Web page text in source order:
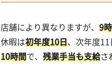
店舗により異なりますが、 9
休暇は初年度10日、次年度
10時間で、 残業手当も支給さ